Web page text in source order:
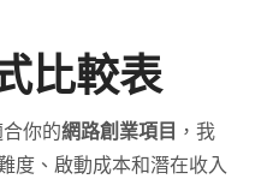
比較表
你的網路創業項目 ，我
度、啟動成本和潛在收入